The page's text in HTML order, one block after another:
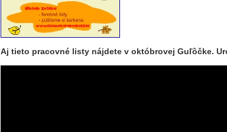
Aj tieto pracovné listy nájdete v októbrovej Guľôčke.